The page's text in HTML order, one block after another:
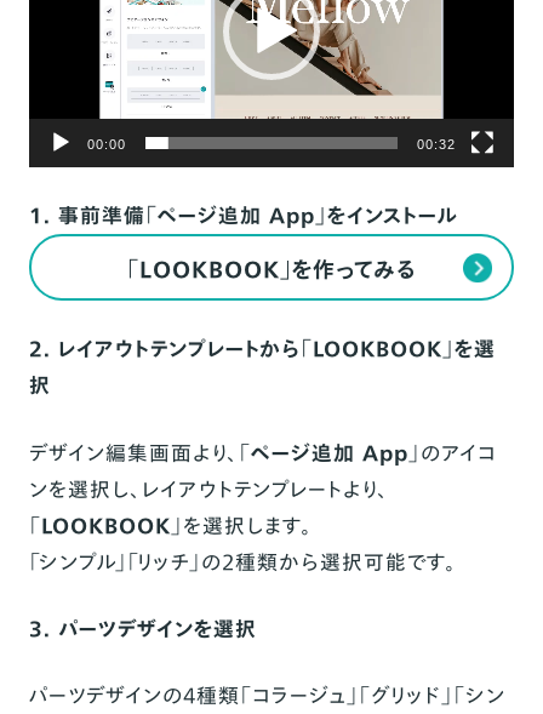
00:00 00:32
1. 事前準備「ページ追加 App」をインストール
「LOOKBOOK」を作ってみる
2. レイアウトテンプレートから「LOOKBOOK」を選
択
デザイン編集画面より、「ページ追加 App 」のアイコ
ンを選択し、レイアウトテンプレートより、
「LOOKBOOK 」を選択します。
「シンプル」「リッチ」の2種類から選択可能です。
3. パーツデザインを選択
パーツデザインの4種類「コラージュ」「グリッド」「シン